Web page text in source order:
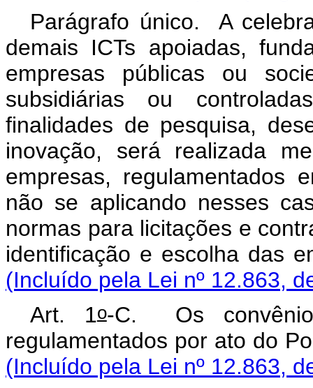
Parágrafo único. A
demais ICTs apoiadas,
empresas públicas ou
subsidiárias ou
finalidades de pesquisa,
inovação, será realizada
empresas, regulamentados
não se aplicando nesses
normas para licitações e
identificação e
(Incluído pela Lei nº 12.863,
Art. 1o-C. Os
regulamentados por
(Incluído pela Lei nº 12.863,